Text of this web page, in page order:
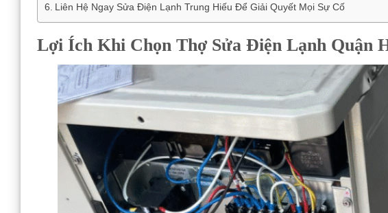
Liên Hệ Ngay Sửa Điện Lạnh Trung Hiếu Để Giải Quyết Mọi Sự Cố
Lợi Ích Khi Chọn Thợ Sửa Điện Lạnh Quận